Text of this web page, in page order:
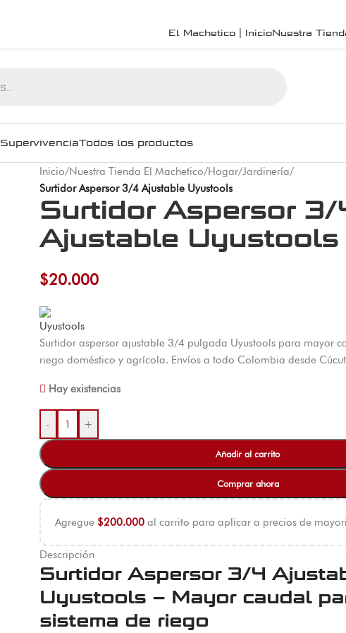
El Machetico | InicioNuestra
SupervivenciaTodos los productos
Inicio/Nuestra Tienda El Machetico/Hogar/Jardinería/
Surtidor Aspersor 3/4 Ajustable Uyustools
Surtidor Aspersor 3/
Ajustable Uyustools
$20.000
Surtidor aspersor ajustable 3/4 pulgada Uyustools para mayor
riego doméstico y agrícola. Envíos a todo Colombia desde
Hay existencias
- +
Añadir al carrito
Comprar ahora
Agregue $200.000al carrito para aplicar a precios de
Descripción
Surtidor Aspersor 3/4
Uyustools – Mayor caudal
sistema de riego